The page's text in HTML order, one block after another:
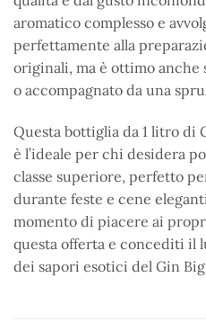
aromatico complesso e
perfettamente alla
originali, ma è ottimo
o accompagnato da una
Questa bottiglia da 1 litro di
è l’ideale per chi desidera
classe superiore, perfetto
durante feste e cene
momento di piacere ai
questa offerta e concediti il
dei sapori esotici del Gin